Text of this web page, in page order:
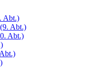
Abt.)
Abt.)
Abt.)